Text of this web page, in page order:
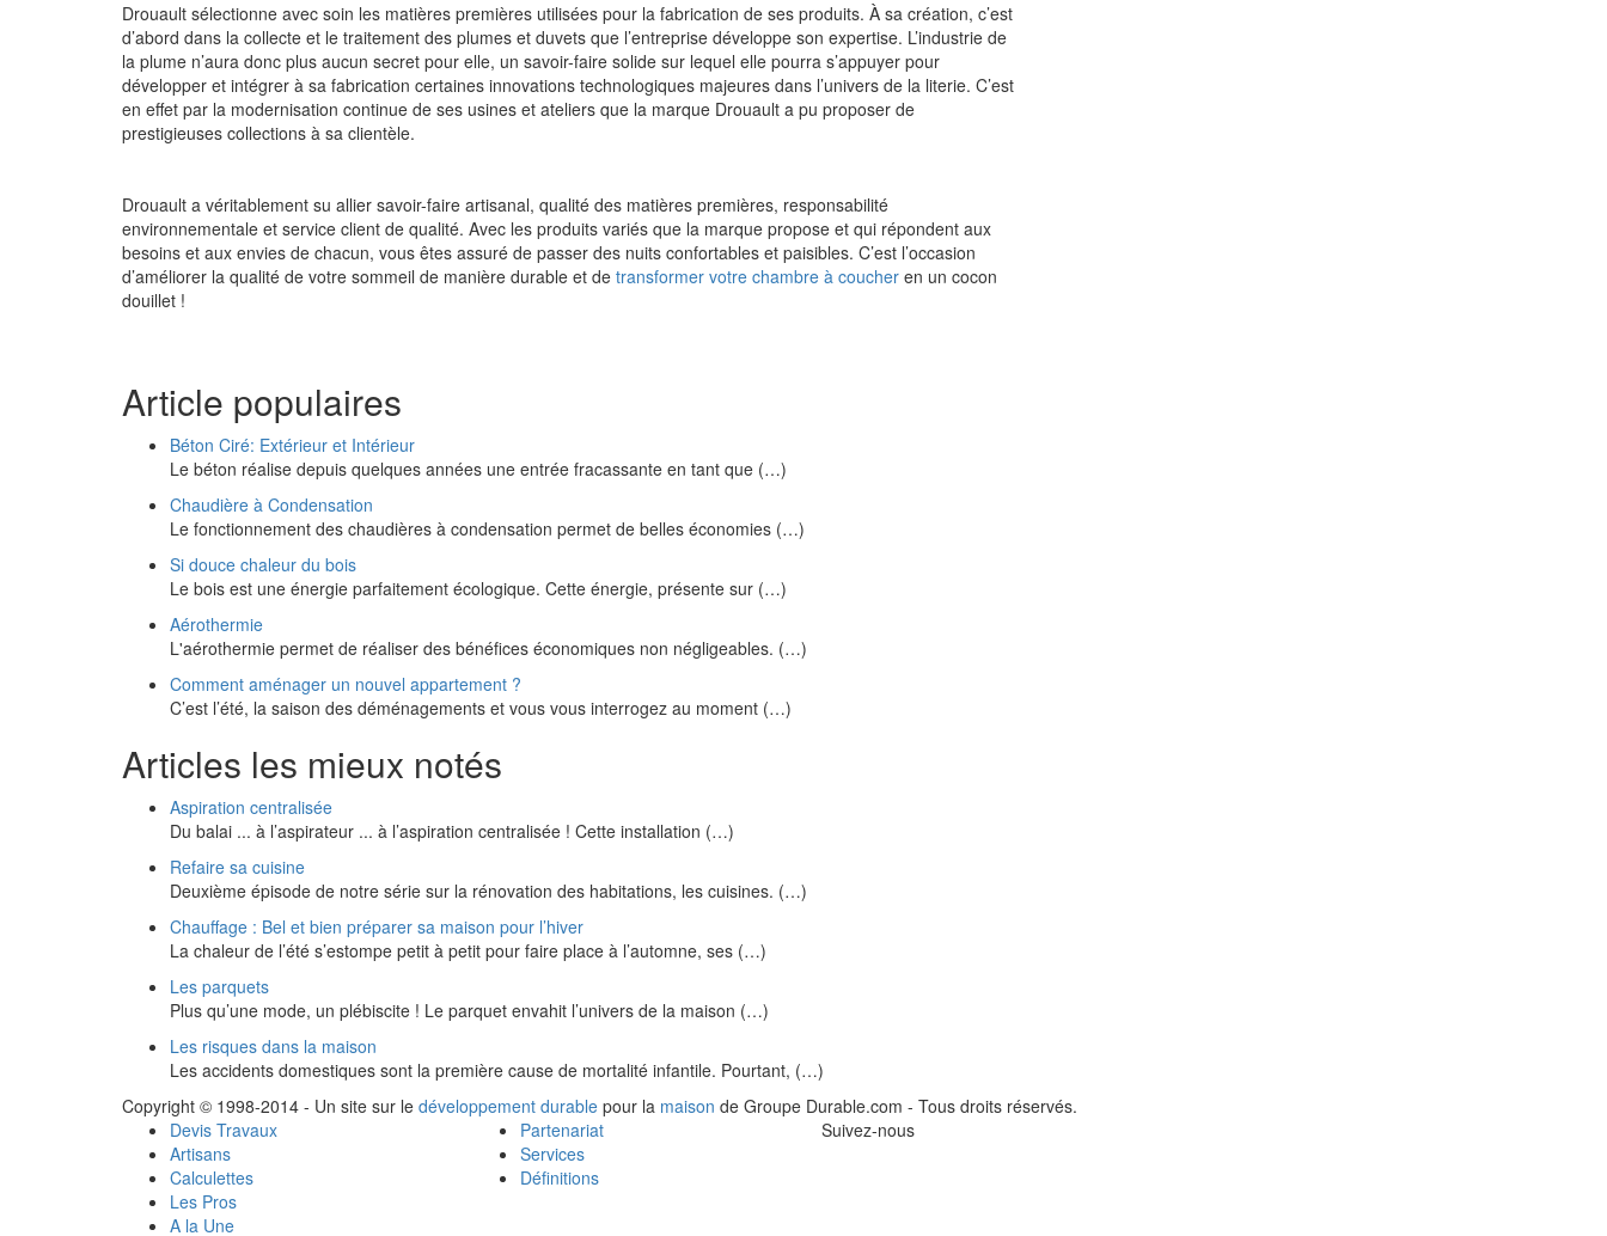
Drouault sélectionne avec soin les matières premières utilisées pour la fabrication de ses produits. À sa création, c’est
d’abord dans la collecte et le traitement des plumes et duvets que l’entreprise développe son expertise. L’industrie de
la plume n’aura donc plus aucun secret pour elle, un savoir-faire solide sur lequel elle pourra s’appuyer pour
développer et intégrer à sa fabrication certaines innovations technologiques majeures dans l’univers de la literie. C’est
en effet par la modernisation continue de ses usines et ateliers que la marque Drouault a pu proposer de
prestigieuses collections à sa clientèle.
Drouault a véritablement su allier savoir-faire artisanal, qualité des matières premières, responsabilité
environnementale et service client de qualité. Avec les produits variés que la marque propose et qui répondent aux
besoins et aux envies de chacun, vous êtes assuré de passer des nuits confortables et paisibles. C’est l’occasion
d’améliorer la qualité de votre sommeil de manière durable et de transformer votre chambre à coucher en un cocon
douillet !
Article populaires
Béton Ciré: Extérieur et Intérieur
Le béton réalise depuis quelques années une entrée fracassante en tant que (…)
Chaudière à Condensation
Le fonctionnement des chaudières à condensation permet de belles économies (…)
Si douce chaleur du bois
Le bois est une énergie parfaitement écologique. Cette énergie, présente sur (…)
Aérothermie
L'aérothermie permet de réaliser des bénéfices économiques non négligeables. (…)
Comment aménager un nouvel appartement ?
C’est l’été, la saison des déménagements et vous vous interrogez au moment (…)
Articles les mieux notés
Aspiration centralisée
Du balai ... à l’aspirateur ... à l’aspiration centralisée ! Cette installation (…)
Refaire sa cuisine
Deuxième épisode de notre série sur la rénovation des habitations, les cuisines. (…)
Chauffage : Bel et bien préparer sa maison pour l’hiver
La chaleur de l’été s’estompe petit à petit pour faire place à l’automne, ses (…)
Les parquets
Plus qu’une mode, un plébiscite ! Le parquet envahit l’univers de la maison (…)
Les risques dans la maison
Les accidents domestiques sont la première cause de mortalité infantile. Pourtant, (…)
Copyright © 1998-2014 - Un site sur le développement durable pour la maison de Groupe Durable.com - Tous droits réservés.
Devis Travaux
Artisans
Calculettes
Les Pros
A la Une
Partenariat
Services
Définitions
Suivez-nous